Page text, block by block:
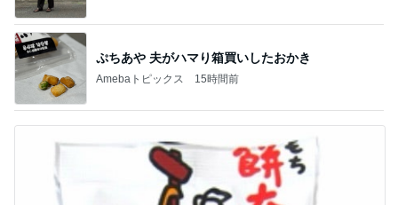
ぷちあや 夫がハマり箱買いしたおかき
Amebaトピックス 15時間前